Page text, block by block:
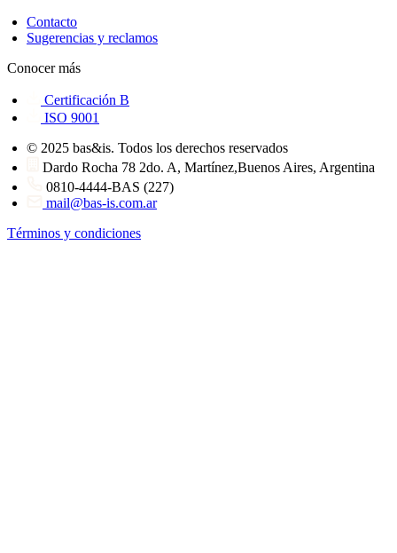
Contacto
Sugerencias y reclamos
Conocer más
Certificación B
ISO 9001
© 2025 bas&is. Todos los derechos reservados
Dardo Rocha 78 2do. A, Martínez,Buenos Aires, Argentina
0810-4444-BAS (227)
mail@bas-is.com.ar
Términos y condiciones